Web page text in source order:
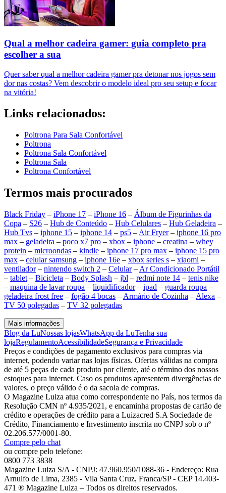
Qual a melhor cadeira gamer: guia completo pra
escolher a sua
Quer saber qual a melhor cadeira gamer pra detonar nos jogos sem
dor nas costas? Vem descobrir o modelo ideal pro seu setup e focar
na vitória!
Links relacionados:
Poltrona Para Sala Confortável
Poltrona
Poltrona Sala Confortável
Poltrona Sala
Poltrona Confortável
Termos mais procurados
Black Friday – iPhone 17 – iPhone 16 – Álbum de Figurinhas da
Copa – S26 – Hub de Conteúdo – Hub Celulares – Hub Geladeira –
Hub Tvs – iphone 15 – iphone 14 – ps5 – Air Fryer– iphone 16 pro
max – geladeira – poco x7 pro – xbox – iphone – creatina – whey
protein – microondas – kindle – iphone 17 pro max – iphone 15 pro
max – celular samsung – iphone 16e – xbox series s – xiaomi –
ventilador– nintendo switch 2 – Celular– Ar Condicionado Portátil
– tablet – Bicicleta – Body Splash – jbl – redmi note 14 – tenis nike
– maquina de lavar roupa – liquidificador– ipad – guarda roupa –
geladeira frost free – fogão 4 bocas – Armário de Cozinha – Alexa –
TV 50 polegadas – TV 32 polegadas
Mais informações
Blog da LuNossas lojasWhatsApp da LuTenha sua
lojaRegulamentoAcessibilidadeSegurança e Privacidade
Preços e condições de pagamento exclusivos para compras via
internet, podendo variar nas lojas físicas. Ofertas válidas na compra
de até 5 peças de cada produto por cliente, até o término dos nossos
estoques para internet. Caso os produtos apresentem divergências de
valores, o preço válido é o da sacola de compras.
O Magazine Luiza atua como correspondente no País, nos termos da
Resolução CMN nº 4.935/2021, e encaminha propostas de cartão de
crédito e operações de crédito para a Luizacred S.A Sociedade de
Crédito, Financiamento e Investimento inscrita no CNPJ sob o nº
02.206.577/0001-80.
Compre pelo chat
ou compre pelo telefone:
0800 773 3838
Magazine Luiza S/A - CNPJ: 47.960.950/1088-36 - Endereço: Rua
Arnulfo de Lima, 2385 - Vila Santa Cruz, Franca/SP - CEP 14.403-
471 ® Magazine Luiza – Todos os direitos reservados.